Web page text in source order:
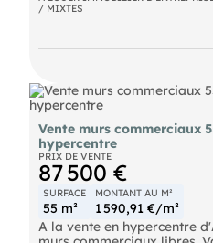
Emplacement et visibilité
Très bel environnement
nationales, pharmacie,
espace bien être,
du Grand Ajaccio, un
consacré au
Dossier complet en agence.
/ MIXTES
Vente murs commerciaux
hypercentre
PRIX DE VENTE
87 500 €
SURFACE
55 m²
MONTANT AU M²
1 590,91 €/m²
A la vente en hypercentre